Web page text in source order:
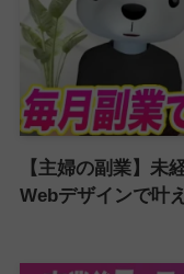
【主婦の副業】未
Webデザインで叶